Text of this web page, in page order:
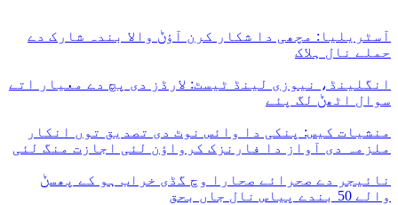
آسٹریلیا: مچھی دا شکار کرن آؤݨ والا بندہ شارک دے
حملے نال ہلاک
انگلینڈ، نیوزی لینڈ ٹیسٹ: لارڈز دی پچ دے معیار اتے
سوال اٹھݨ لگ پئے
منشیات کیس: پنکی دا وائس نوٹ دی تصدیق توں انکار
ملزمہ دی آواز دا فارنزک کرواؤن لئی اجازت منگ لئی
نائیجر دے صحرائے صحارا وچ گڈی خراب ہو کے پھسݨ
والے 50 بندے پیاس نال جاں بحق